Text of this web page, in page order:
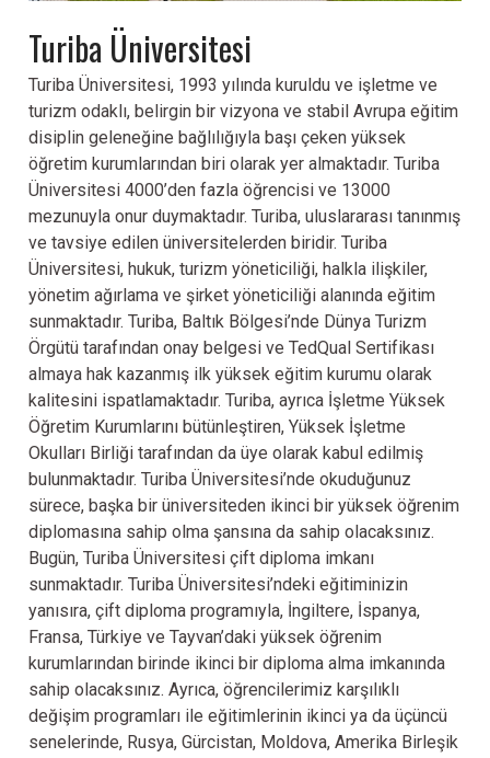
TURİBA
ÜNİVERSİTESİ
Turiba Üniversitesi
Turiba Üniversitesi, 1993 yılında kuruldu ve işletme ve
turizm odaklı, belirgin bir vizyona ve stabil Avrupa eğitim
disiplin geleneğine bağlılığıyla başı çeken yüksek
öğretim kurumlarından biri olarak yer almaktadır. Turiba
Üniversitesi 4000’den fazla öğrencisi ve 13000
mezunuyla onur duymaktadır. Turiba, uluslararası tanınmış
ve tavsiye edilen üniversitelerden biridir. Turiba
Üniversitesi, hukuk, turizm yöneticiliği, halkla ilişkiler,
yönetim ağırlama ve şirket yöneticiliği alanında eğitim
sunmaktadır. Turiba, Baltık Bölgesi’nde Dünya Turizm
Örgütü tarafından onay belgesi ve TedQual Sertifikası
almaya hak kazanmış ilk yüksek eğitim kurumu olarak
kalitesini ispatlamaktadır. Turiba, ayrıca İşletme Yüksek
Öğretim Kurumlarını bütünleştiren, Yüksek İşletme
Okulları Birliği tarafından da üye olarak kabul edilmiş
bulunmaktadır. Turiba Üniversitesi’nde okuduğunuz
sürece, başka bir üniversiteden ikinci bir yüksek öğrenim
diplomasına sahip olma şansına da sahip olacaksınız.
Bugün, Turiba Üniversitesi çift diploma imkanı
sunmaktadır. Turiba Üniversitesi’ndeki eğitiminizin
yanısıra, çift diploma programıyla, İngiltere, İspanya,
Fransa, Türkiye ve Tayvan’daki yüksek öğrenim
kurumlarından birinde ikinci bir diploma alma imkanında
sahip olacaksınız. Ayrıca, öğrencilerimiz karşılıklı
değişim programları ile eğitimlerinin ikinci ya da üçüncü
senelerinde, Rusya, Gürcistan, Moldova, Amerika Birleşik